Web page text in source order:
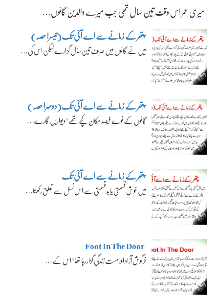
میری عمر اس وقت تین سال تھی جب میرے والدین گائوں…
پتھر کے زمانے سے اے آئی تک(تیسرا حصہ)
میں نے گائوں میں صرف تین سال گزارے لیکن اس کی…
پتھر کے زمانے سے اے آئی تک(دوسرا حصہ)
گائوں کے نوے فیصد مکان کچے تھے‘ دیواریں گارے…
پتھر کے زمانے سے اے آئی تک
میں خوش قسمتی یا بدقسمتی سے اس نسل سے تعلق رکھتا…
Foot In The Door
خرگوش آزاد اور مست زندگی گزار رہا تھا‘ اس کے…